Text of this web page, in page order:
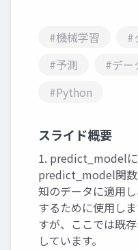
#機械学習
#
#予測
#デー
#Python
スライド概要
1. predict_model
predict_model関数
知のデータに適用
するために使用し
すが、ここでは既
しています。